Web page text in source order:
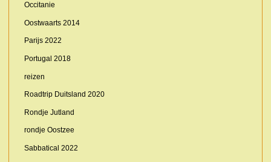
Occitanie
Oostwaarts 2014
Parijs 2022
Portugal 2018
reizen
Roadtrip Duitsland 2020
Rondje Jutland
rondje Oostzee
Sabbatical 2022